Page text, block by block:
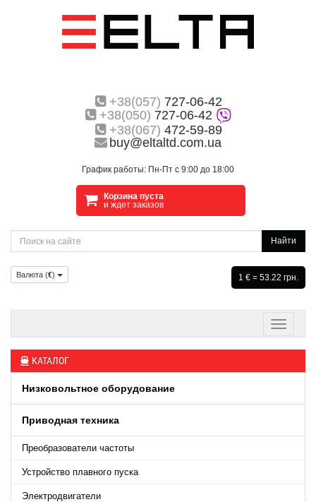
+38(057) 727-06-42
+38(050) 727-06-42
+38(067) 472-59-89
buy@eltaltd.com.ua
График работы: Пн-Пт с 9:00 до 18:00
Корзина пуста
и ждет заказов
Найти
Валюта (€) 1 € = 53.22 грн.
КАТАЛОГ
Низковольтное оборудование
Приводная техника
Преобразователи частоты
Устройство плавного пуска
Электродвигатели